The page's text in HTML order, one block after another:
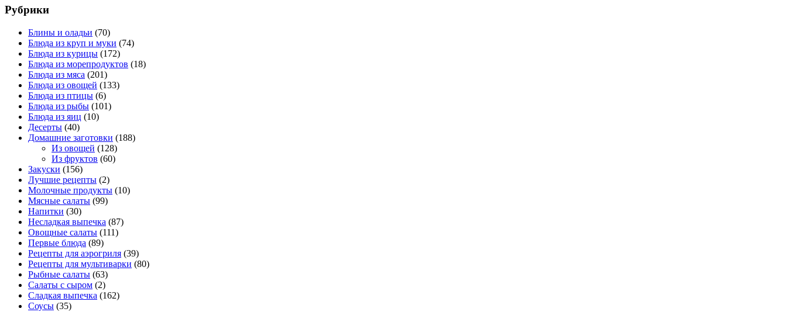
Рубрики
Блины и оладьи (70)
Блюда из круп и муки (74)
Блюда из курицы (172)
Блюда из морепродуктов (18)
Блюда из мяса (201)
Блюда из овощей (133)
Блюда из птицы (6)
Блюда из рыбы (101)
Блюда из яиц (10)
Десерты (40)
Домашние заготовки (188)
Из овощей (128)
Из фруктов (60)
Закуски (156)
Лучшие рецепты (2)
Молочные продукты (10)
Мясные салаты (99)
Напитки (30)
Несладкая выпечка (87)
Овощные салаты (111)
Первые блюда (89)
Рецепты для аэрогриля (39)
Рецепты для мультиварки (80)
Рыбные салаты (63)
Салаты с сыром (2)
Сладкая выпечка (162)
Соусы (35)